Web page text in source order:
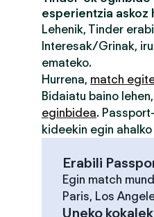
esperientzia askoz
Lehenik, Tinder
Interesak/Grinak,
emateko.
Hurrena, match
Bidaiatu baino
eginbidea.
kideekin egin
Erabili
Egin match
Paris, Los
Uneko